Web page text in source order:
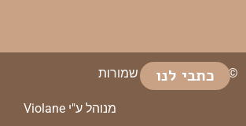
כתבי לנו © 2026 כל הזכויות שמורות
מנוהל ע"י Violane